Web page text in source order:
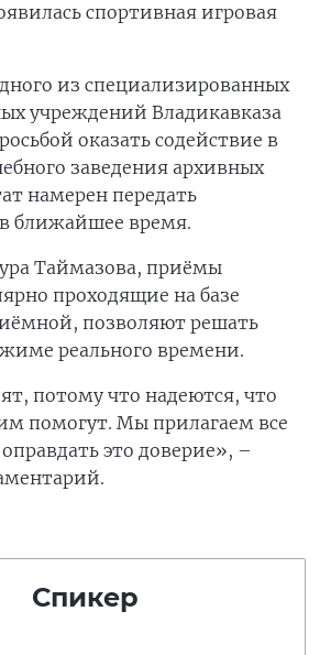
спортивная игровая
из специализированных
учреждений Владикавказа
оказать содействие в
заведения архивных
намерен передать
ближайшее время.
Таймазова, приёмы
проходящие на базе
позволяют решать
реального времени.
потому что надеются, что
помогут. Мы прилагаем все
это доверие», –
Спикер